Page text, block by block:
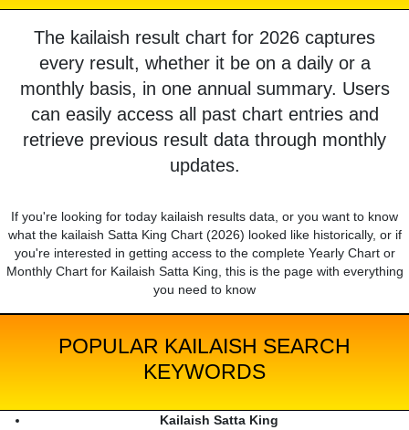
The kailaish result chart for 2026 captures
every result, whether it be on a daily or a
monthly basis, in one annual summary. Users
can easily access all past chart entries and
retrieve previous result data through monthly
updates.
If you're looking for today kailaish results data, or you want to know
what the kailaish Satta King Chart (2026) looked like historically, or if
you're interested in getting access to the complete Yearly Chart or
Monthly Chart for Kailaish Satta King, this is the page with everything
you need to know
POPULAR KAILAISH SEARCH
KEYWORDS
Kailaish Satta King